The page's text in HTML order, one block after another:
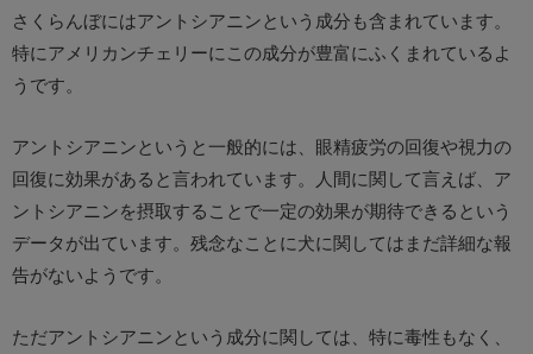
さくらんぼにはアントシアニンという成分も含まれています。
特にアメリカンチェリーにこの成分が豊富にふくまれているよ
うです。
アントシアニンというと一般的には、眼精疲労の回復や視力の
回復に効果があると言われています。人間に関して言えば、ア
ントシアニンを摂取することで一定の効果が期待できるという
データが出ています。残念なことに犬に関してはまだ詳細な報
告がないようです。
ただアントシアニンという成分に関しては、特に毒性もなく、